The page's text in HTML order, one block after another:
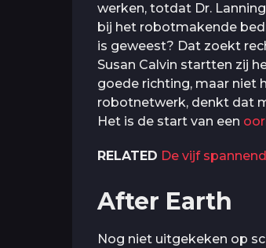
werken, totdat Dr.
bij het robotmakende
is geweest? Dat zoekt
Susan Calvin startten zij
goede richting, maar niet
robotnetwerk, denkt dat
Het is de start van een
RELATED De vijf
After Earth
Nog niet uitgekeken op